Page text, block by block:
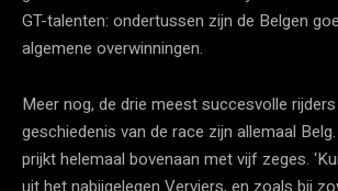
GT-talenten: ondertussen zijn de Belgen
algemene overwinningen.
Meer nog, de drie meest succesvolle
geschiedenis van de race zijn allemaal
prijkt helemaal bovenaan met vijf zeges.